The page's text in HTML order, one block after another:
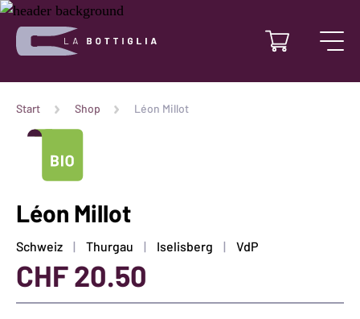
Start Shop Léon Millot
Léon Millot
Schweiz Thurgau Iselisberg VdP
CHF20.50